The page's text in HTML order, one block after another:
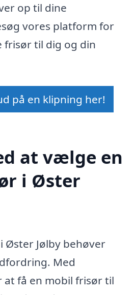
op til dine
vores platform for
til dig og din
på en klipning her!
at vælge en
i Øster
Øster Jølby behøver
Med
få en mobil frisør til